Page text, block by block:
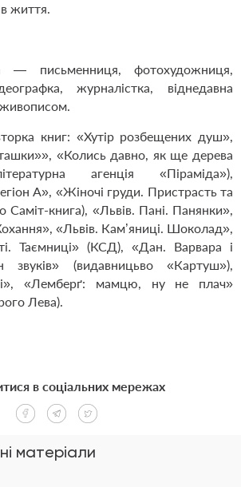
в життя.
— письменниця, фотохудожниця,
журналістка, віднедавна
книг: «Хутір розбещених душ»,
«Колись давно, як ще дерева
агенція «Піраміда»),
А», «Жіночі груди. Пристрасть та
Саміт-книга), «Львів. Пані. Панянки»,
«Львів. Кам’яниці. Шоколад»,
Таємниці» (КСД), «Дан. Варвара і
звуків» (видавницьво «Картуш»),
«Лемберґ: мамцю, ну не плач»
Лева).
матеріали
в соціальних мережах